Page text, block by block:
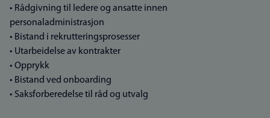
• Rådgivning til ledere og ansatte innen
personaladministrasjon
• Bistand i rekrutteringsprosesser
• Utarbeidelse av kontrakter
• Opprykk
• Bistand ved onboarding
• Saksforberedelse til råd og utvalg